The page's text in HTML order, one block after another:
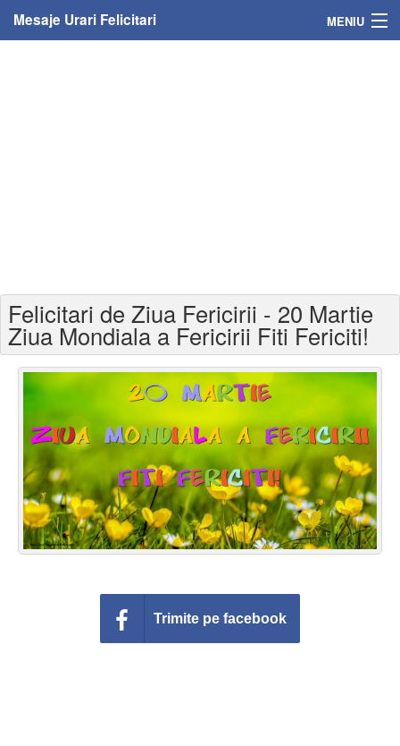
Mesaje Urari Felicitari MENIU
Felicitari varsta
Felicitari zilele anului
Felicitari zile saptamana
Felicitari muzicale
Felicitari muzicale personalizate
Felicitari animate
Conecteaza-te
Felicitari de Ziua Fericirii - 20 Martie
Ziua Mondiala a Fericirii Fiti Fericiti!
Trimite pe facebook